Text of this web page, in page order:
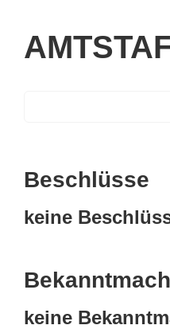
Beschlüsse
keine
keine